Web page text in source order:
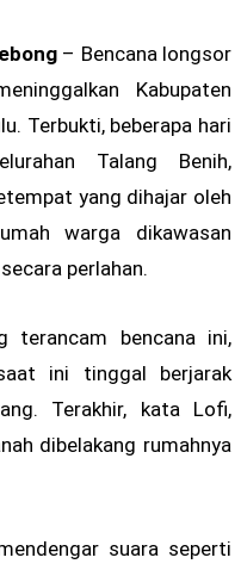
– Bencana longsor
Kabupaten
Terbukti, beberapa hari
Talang Benih,
yang dihajar oleh
warga dikawasan
perlahan.
terancam bencana ini,
ini tinggal berjarak
Terakhir, kata Lofi,
dibelakang rumahnya
suara seperti